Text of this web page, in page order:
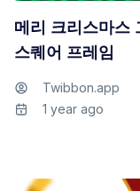
메리 크리스마스
스퀘어 프레임
Twibbon.app
1 year ago